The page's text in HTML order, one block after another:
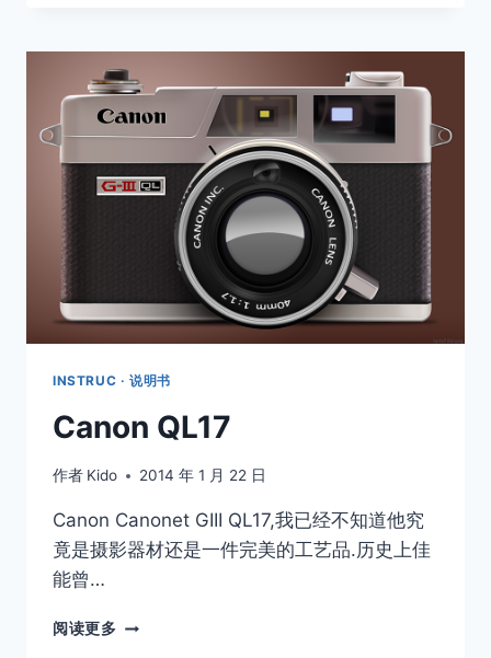
INSTRUC · 说明书
Canon QL17
作者 Kido 2014 年 1 月 22 日
Canon Canonet GIII QL17,我已经不知道他究
竟是摄影器材还是一件完美的工艺品.历史上佳
能曾…
阅读更多 CANON